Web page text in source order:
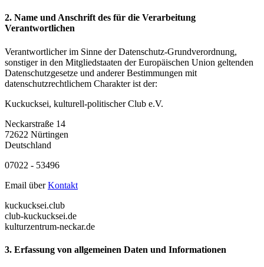
2. Name und Anschrift des für die Verarbeitung
Verantwortlichen
Verantwortlicher im Sinne der Datenschutz-Grundverordnung,
sonstiger in den Mitgliedstaaten der Europäischen Union geltenden
Datenschutzgesetze und anderer Bestimmungen mit
datenschutzrechtlichem Charakter ist der:
Kuckucksei, kulturell-politischer Club e.V.
Neckarstraße 14
72622 Nürtingen
Deutschland
07022 - 53496
Email überKontakt
kuckucksei.club
club-kuckucksei.de
kulturzentrum-neckar.de
3. Erfassung von allgemeinen Daten und Informationen